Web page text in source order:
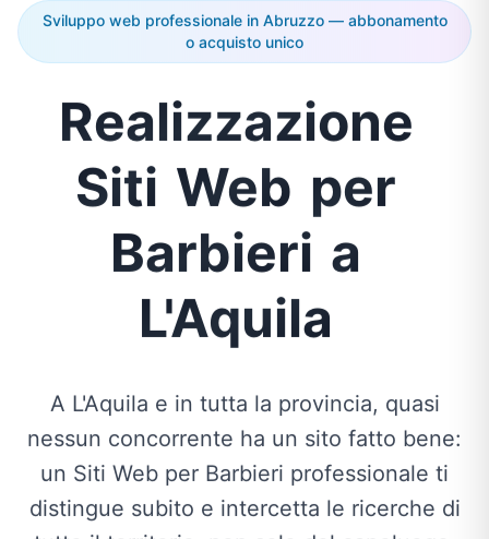
Sviluppo web professionale in Abruzzo — abbonamento
o acquisto unico
Realizzazione
Siti Web per
Barbieri a
L'Aquila
A L'Aquila e in tutta la provincia, quasi
nessun concorrente ha un sito fatto bene:
un Siti Web per Barbieri professionale ti
distingue subito e intercetta le ricerche di